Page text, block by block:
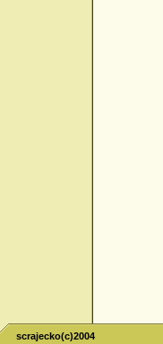
scrajecko(c)2004